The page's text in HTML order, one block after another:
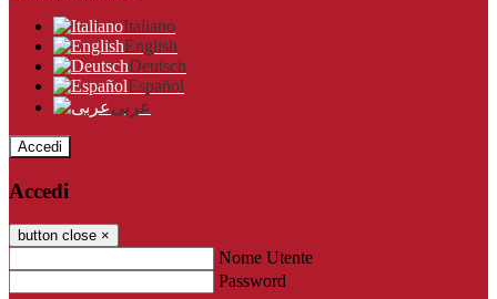
Italiano
English
Deutsch
Español
عربى
Accedi
Accedi
button close ×
Nome Utente
Password